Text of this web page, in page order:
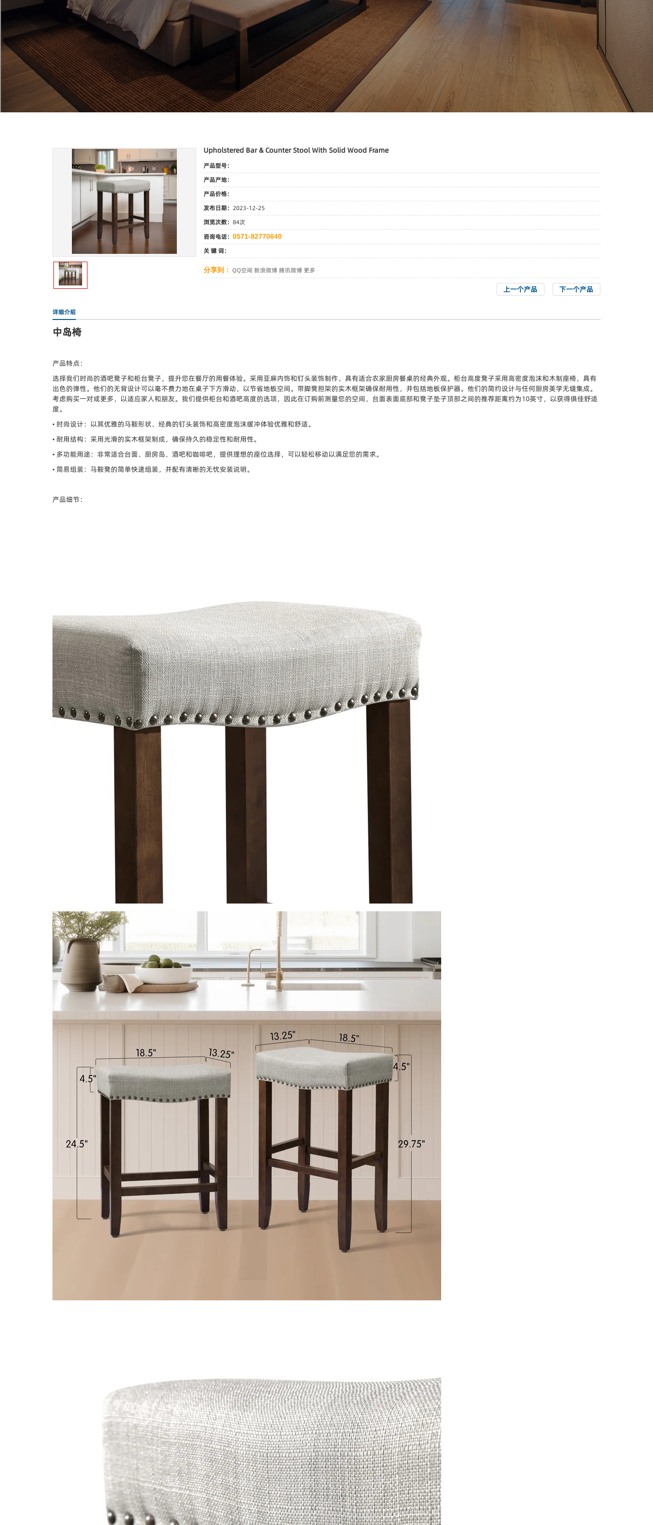
Upholstered Bar & Counter Stool With Solid Wood Frame
产品型号：
产品产地：
产品价格：
发布日期： 2023-12-25
浏览次数： 84次
咨询电话： 0571-82770640
关 键 词：
分享到： QQ空间 新浪微博 腾讯微博 更多
下一个产品
上一个产品
详细介绍
中岛椅
产品特点：
选择我们时尚的酒吧凳子和柜台凳子，提升您在餐厅的用餐体验。采用亚麻内饰和钉头装饰制作，具有适合农家厨房餐桌的经典外观。柜台高度凳子采用高密度泡沫和木制座椅，具有
出色的弹性。他们的无背设计可以毫不费力地在桌子下方滑动，以节省地板空间。带脚凳担架的实木框架确保耐用性，并包括地板保护器。他们的简约设计与任何厨房美学无缝集成。
考虑购买一对或更多，以适应家人和朋友。我们提供柜台和酒吧高度的选项，因此在订购前测量您的空间，台面表面底部和凳子垫子顶部之间的推荐距离约为10英寸，以获得俱佳舒适
度。
• 时尚设计：以其优雅的马鞍形状、经典的钉头装饰和高密度泡沫缓冲体验优雅和舒适。
• 耐用结构：采用光滑的实木框架制成，确保持久的稳定性和耐用性。
• 多功能用途：非常适合台面、厨房岛、酒吧和咖啡吧，提供理想的座位选择，可以轻松移动以满足您的需求。
• 简易组装：马鞍凳的简单快速组装，并配有清晰的无忧安装说明。
产品细节：